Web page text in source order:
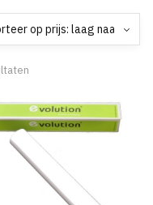
prijs:
laag
hoog